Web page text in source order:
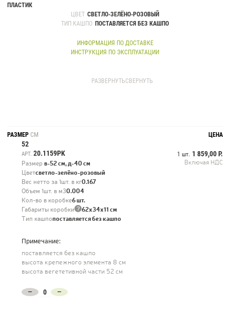
ПЛАСТИК
ЦВЕТ СВЕТЛО-ЗЕЛЁНО-РОЗОВЫЙ
ТИП КАШПО ПОСТАВЛЯЕТСЯ БЕЗ КАШПО
ИНФОРМАЦИЯ ПО ДОСТАВКЕ
ИНСТРУКЦИЯ ПО ЭКСПЛУАТАЦИИ
высота крепежного элемента 8 см
РАЗВЕРНУТЬСВЕРНУТЬ
РАЗМЕР СМ ЦЕНА
52
АРТ. 20.1159PK
Размер в-52 см, д-40 см
1 шт. 1 859,00 Р.
Включая НДС
Цветсветло-зелёно-розовый
Вес нетто за 1шт. в кг0.167
Объем 1шт. в м30.004
Кол-во в коробке6 шт.
Габариты коробки ? 62х34х11 см
Тип кашпопоставляется без кашпо
Примечание:
поставляется без кашпо
высота крепежного элемента 8 см
высота вегететивной части 52 см